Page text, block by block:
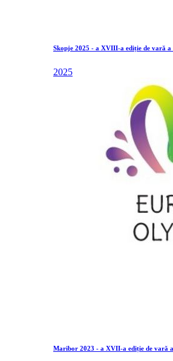
Skopje 2025 - a XVIII-a ediție de vară a
2025
Maribor 2023 - a XVII-a ediție de vară